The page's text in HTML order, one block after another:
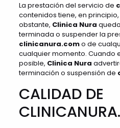
La prestación del servicio de
contenidos tiene, en
obstante, Clinica Nura
terminada o suspender la
clinicanura.como de
cualquier momento. Cuando
posible, Clinica Nura
terminación o suspensión de
CALIDAD DE